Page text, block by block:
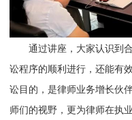
通过讲座，大家认识到合
讼程序的顺利进行，还能有
讼目的，是律师业务增长伙
师们的视野，更为律师在执